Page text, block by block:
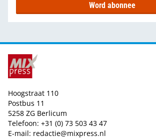
Word abonnee
Hoogstraat 110
Postbus 11
5258 ZG Berlicum
Telefoon: +31 (0) 73 503 43 47
E-mail: redactie@mixpress.nl